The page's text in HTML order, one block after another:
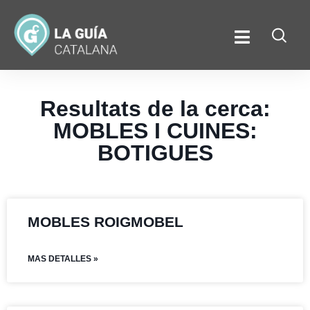
Resultats de la cerca:
MOBLES I CUINES:
BOTIGUES
MOBLES ROIGMOBEL
MAS DETALLES »